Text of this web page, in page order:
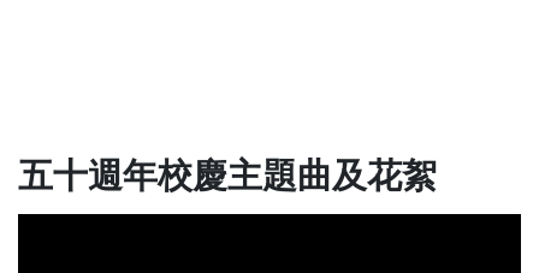
五十週年校慶主題曲及花絮